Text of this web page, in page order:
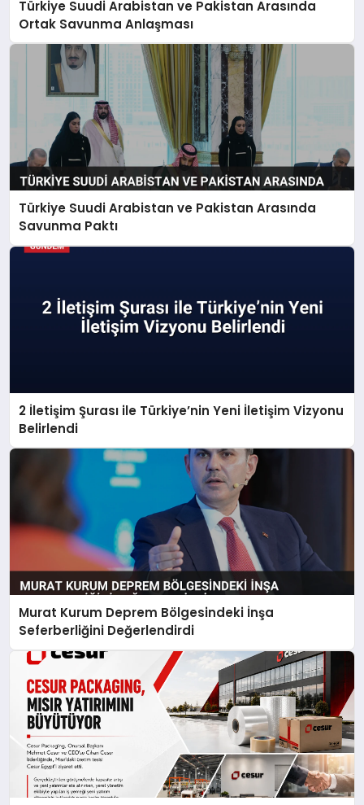
Türkiye Suudi Arabistan ve Pakistan Arasında
Ortak Savunma Anlaşması
Türkiye Suudi Arabistan ve Pakistan Arasında
Savunma Paktı
2 İletişim Şurası ile Türkiye’nin Yeni İletişim Vizyonu
Belirlendi
Murat Kurum Deprem Bölgesindeki İnşa
Seferberliğini Değerlendirdi